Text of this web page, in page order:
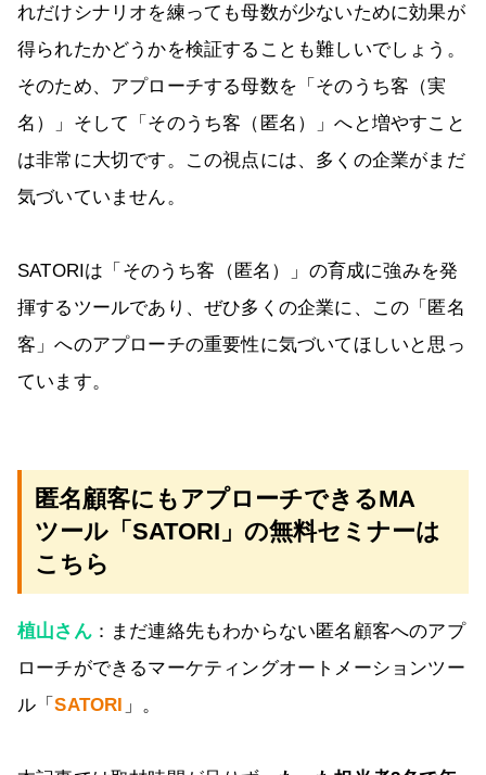
れだけシナリオを練っても母数が少ないために効果が
得られたかどうかを検証することも難しいでしょう。
そのため、アプローチする母数を「そのうち客（実
名）」そして「そのうち客（匿名）」へと増やすこと
は非常に大切です。この視点には、多くの企業がまだ
気づいていません。
SATORIは「そのうち客（匿名）」の育成に強みを発
揮するツールであり、ぜひ多くの企業に、この「匿名
客」へのアプローチの重要性に気づいてほしいと思っ
ています。
匿名顧客にもアプローチできるMA
ツール「SATORI」の無料セミナーは
こちら
植山さん：まだ連絡先もわからない匿名顧客へのアプ
ローチができるマーケティングオートメーションツー
ル「SATORI 」。